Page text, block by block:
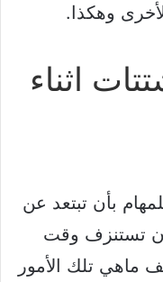
وهكذا.
اثناء
بأن تبتعد عن
تستنزف وقت
ماهي تلك الأمور